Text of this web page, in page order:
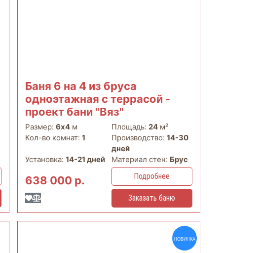
Баня 6 на 4 из бруса
одноэтажная с террасой -
проект бани "Вяз"
Размер:6х4 м Площадь: 24м²
Кол-во комнат:1 Производство: 14-30
дней
Установка:14-21 дней Материал стен: Брус
638 000 р. Подробнее
Заказать баню
НОВИНКА